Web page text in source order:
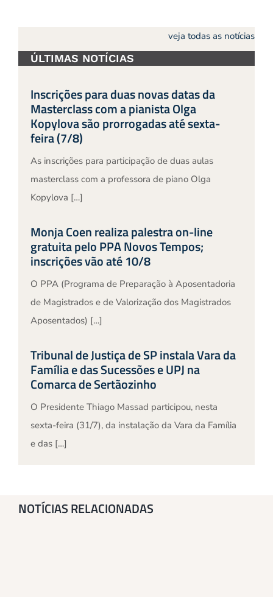
veja todas as notícias
ÚLTIMAS NOTÍCIAS
Inscrições para duas novas datas da
Masterclass com a pianista Olga
Kopylova são prorrogadas até sexta-
feira (7/8)
As inscrições para participação de duas aulas
masterclass com a professora de piano Olga
Kopylova […]
Monja Coen realiza palestra on-line
gratuita pelo PPA Novos Tempos;
inscrições vão até 10/8
O PPA (Programa de Preparação à Aposentadoria
de Magistrados e de Valorização dos Magistrados
Aposentados) […]
Tribunal de Justiça de SP instala Vara da
Família e das Sucessões e UPJ na
Comarca de Sertãozinho
O Presidente Thiago Massad participou, nesta
sexta-feira (31/7), da instalação da Vara da Família
e das […]
NOTÍCIAS RELACIONADAS